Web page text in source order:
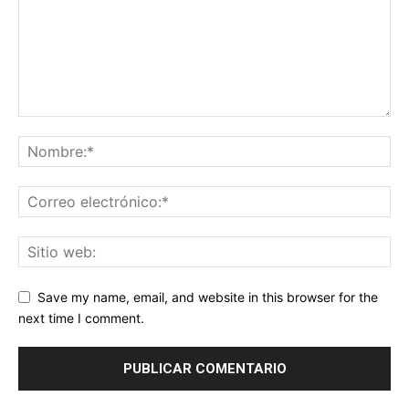
Save my name, email, and website in this browser for the
next time I comment.